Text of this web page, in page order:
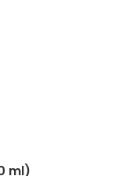
ml)